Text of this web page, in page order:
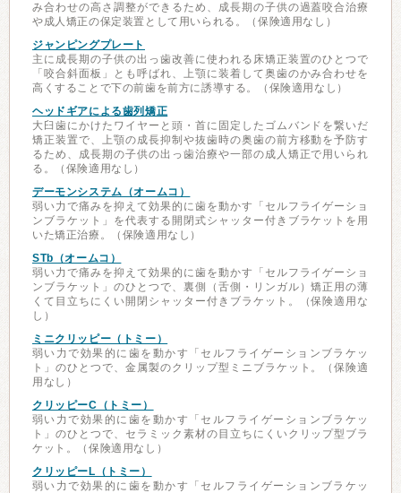
み合わせの高さ調整ができるため、成長期の子供の過蓋咬合治療
や成人矯正の保定装置として用いられる。（保険適用なし）
ジャンピングプレート
主に成長期の子供の出っ歯改善に使われる床矯正装置のひとつで
「咬合斜面板」とも呼ばれ、上顎に装着して奥歯のかみ合わせを
高くすることで下の前歯を前方に誘導する。（保険適用なし）
ヘッドギアによる歯列矯正
大臼歯にかけたワイヤーと頭・首に固定したゴムバンドを繋いだ
矯正装置で、上顎の成長抑制や抜歯時の奥歯の前方移動を予防す
るため、成長期の子供の出っ歯治療や一部の成人矯正で用いられ
る。（保険適用なし）
デーモンシステム（オームコ）
弱い力で痛みを抑えて効果的に歯を動かす「セルフライゲーショ
ンブラケット」を代表する開閉式シャッター付きブラケットを用
いた矯正治療。（保険適用なし）
STb（オームコ）
弱い力で痛みを抑えて効果的に歯を動かす「セルフライゲーショ
ンブラケット」のひとつで、裏側（舌側・リンガル）矯正用の薄
くて目立ちにくい開閉シャッター付きブラケット。（保険適用な
し）
ミニクリッピー（トミー）
弱い力で効果的に歯を動かす「セルフライゲーションブラケッ
ト」のひとつで、金属製のクリップ型ミニブラケット。（保険適
用なし）
クリッピーC（トミー）
弱い力で効果的に歯を動かす「セルフライゲーションブラケッ
ト」のひとつで、セラミック素材の目立ちにくいクリップ型ブラ
ケット。（保険適用なし）
クリッピーL（トミー）
弱い力で効果的に歯を動かす「セルフライゲーションブラケッ